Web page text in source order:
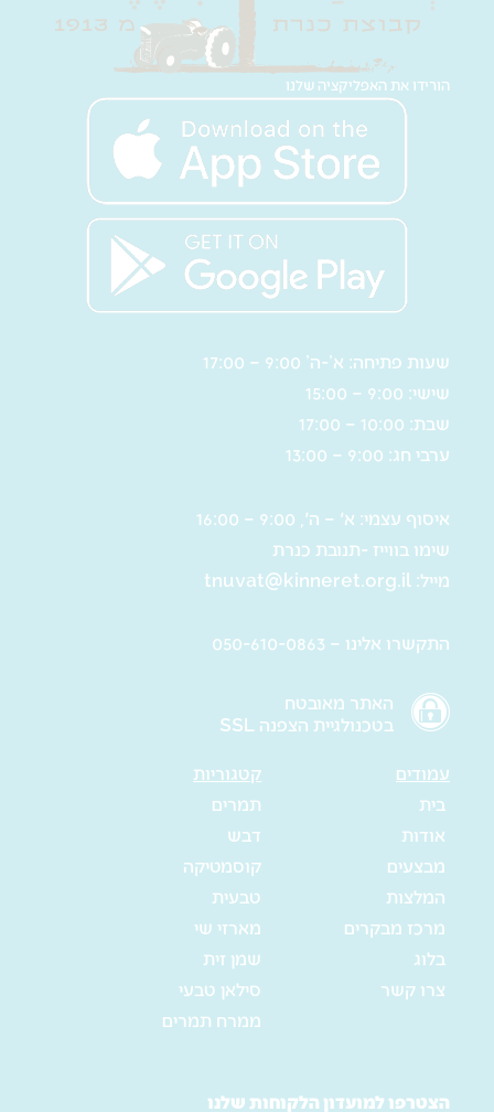
הורידו את האפליקציה שלנו
שעות פתיחה: א’-ה’ 9:00 – 17:00
שישי: 9:00 – 15:00
שבת: 10:00 – 17:00
ערבי חג: 9:00 – 13:00
איסוף עצמי: א' – ה', 9:00 – 16:00
שימו בווייז -תנובת כנרת
מייל: tnuvat@kinneret.org.il
התקשרו אלינו – 050-610-0863
האתר מאובטח
בטכנולגיית הצפנה SSL
עמודים
בית
אודות
מבצעים
המלצות
מרכז מבקרים
בלוג
צרו קשר
קטגוריות
תמרים
דבש
קוסמטיקה
טבעית
מארזי שי
שמן זית
סילאן טבעי
ממרח תמרים
הצטרפו למועדון הלקוחות שלנו